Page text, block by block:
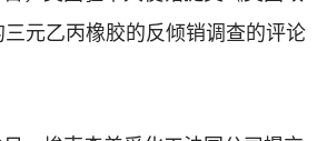
元乙丙橡胶的反倾销调查的评论